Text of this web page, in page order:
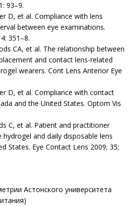
93–9.
D, et al. Compliance with lens
between eye examinations.
351–8.
CA, et al. The relationship between
and contact lens-related
wearers. Cont Lens Anterior Eye
D, et al. Compliance with contact
and the United States. Optom Vis
C, et al. Patient and practitioner
and daily disposable lens
States. Eye Contact Lens 2009; 35;
Астонского университета